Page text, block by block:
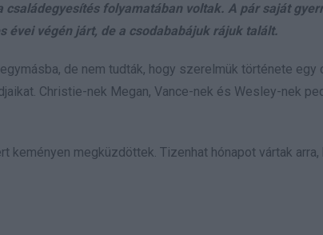
családegyesítés folyamatában voltak. A pár saját
évei végén járt, de a csodababájuk rájuk talált.
de nem tudták, hogy szerelmük története egy
Christie-nek Megan, Vance-nek és Wesley-nek
keményen megküzdöttek. Tizenhat hónapot vártak